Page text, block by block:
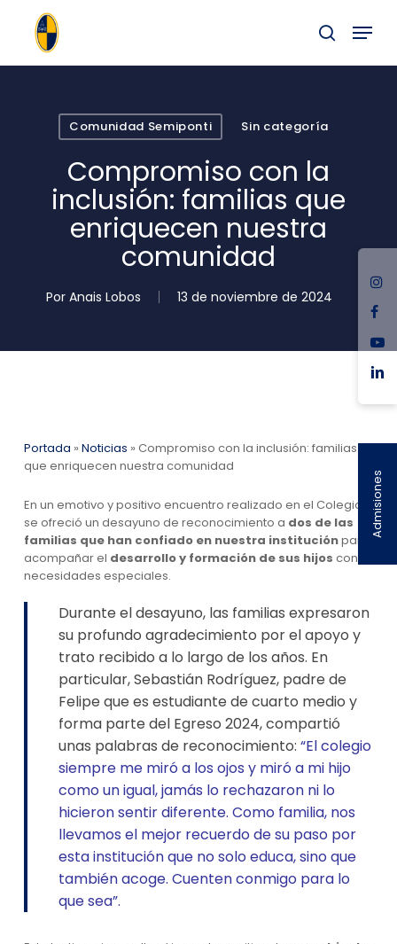
buscar
Menu
Comunidad Semiponti Sin categoría
Compromiso con la
inclusión: familias que
enriquecen nuestra
comunidad
Por Anais Lobos 13 de noviembre de 2024
Portada » Noticias » Compromiso con la inclusión: familias
que enriquecen nuestra comunidad
En un emotivo y positivo encuentro realizado en el Colegio,
se ofreció un desayuno de reconocimiento a dos de las
familias que han confiado en nuestra instituciónpara
acompañar el desarrollo y formación de sus hijos con
necesidades especiales.
Durante el desayuno, las familias expresaron
su profundo agradecimiento por el apoyo y
trato recibido a lo largo de los años. En
particular, Sebastián Rodríguez, padre de
Felipe que es estudiante de cuarto medio y
forma parte del Egreso 2024, compartió
unas palabras de reconocimiento:“El colegio
siempre me miró a los ojos y miró a mi hijo
como un igual, jamás lo rechazaron ni lo
hicieron sentir diferente. Como familia, nos
llevamos el mejor recuerdo de su paso por
esta institución que no solo educa, sino que
también acoge. Cuenten conmigo para lo
que sea”.
Admisiones
Menu